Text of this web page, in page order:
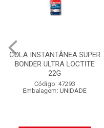
COLA INSTANTÂNEA SUPER
BONDER ULTRA LOCTITE
22G
Código: 47293
Embalagem: UNIDADE